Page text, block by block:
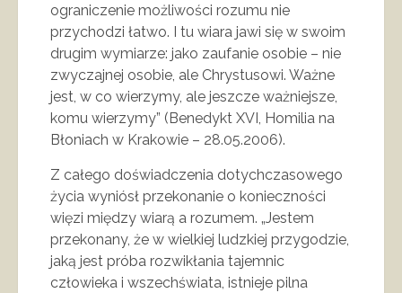
ograniczenie możliwości rozumu nie
przychodzi łatwo. I tu wiara jawi się w swoim
drugim wymiarze: jako zaufanie osobie – nie
zwyczajnej osobie, ale Chrystusowi. Ważne
jest, w co wierzymy, ale jeszcze ważniejsze,
komu wierzymy” (Benedykt XVI, Homilia na
Błoniach w Krakowie – 28.05.2006).
Z całego doświadczenia dotychczasowego
życia wyniósł przekonanie o konieczności
więzi między wiarą a rozumem. „Jestem
przekonany, że w wielkiej ludzkiej przygodzie,
jaką jest próba rozwikłania tajemnic
człowieka i wszechświata, istnieje pilna